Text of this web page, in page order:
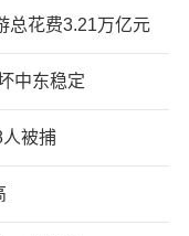
总花费3.21万亿元
中东稳定
被捕